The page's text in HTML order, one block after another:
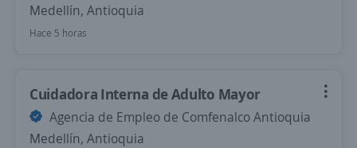
Medellín, Antioquia
Hace 5 horas
Cuidadora Interna de Adulto Mayor
Agencia de Empleo de Comfenalco Antioquia
Medellín, Antioquia